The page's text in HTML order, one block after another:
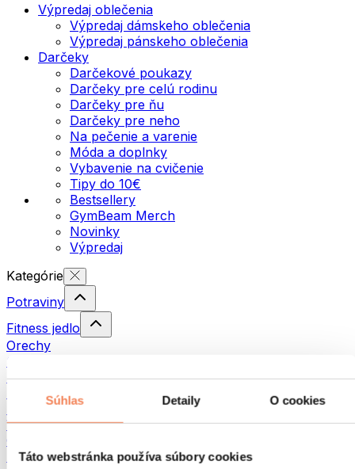
Súhlas Detaily O cookies
Táto webstránka používa súbory cookies
Výpredaj oblečenia
Výpredaj dámskeho oblečenia
Výpredaj pánskeho oblečenia
Darčeky
Darčekové poukazy
Darčeky pre celú rodinu
Darčeky pre ňu
Darčeky pre neho
Na pečenie a varenie
Móda a doplnky
Vybavenie na cvičenie
Tipy do 10€
Bestsellery
GymBeam Merch
Novinky
Výpredaj
Kategórie
Potraviny
Fitness jedlo
Orechy
Semienka
Nátierky a pasty
Hotové jedlá
Vajíčka
Chlieb a pečivo
Mäso